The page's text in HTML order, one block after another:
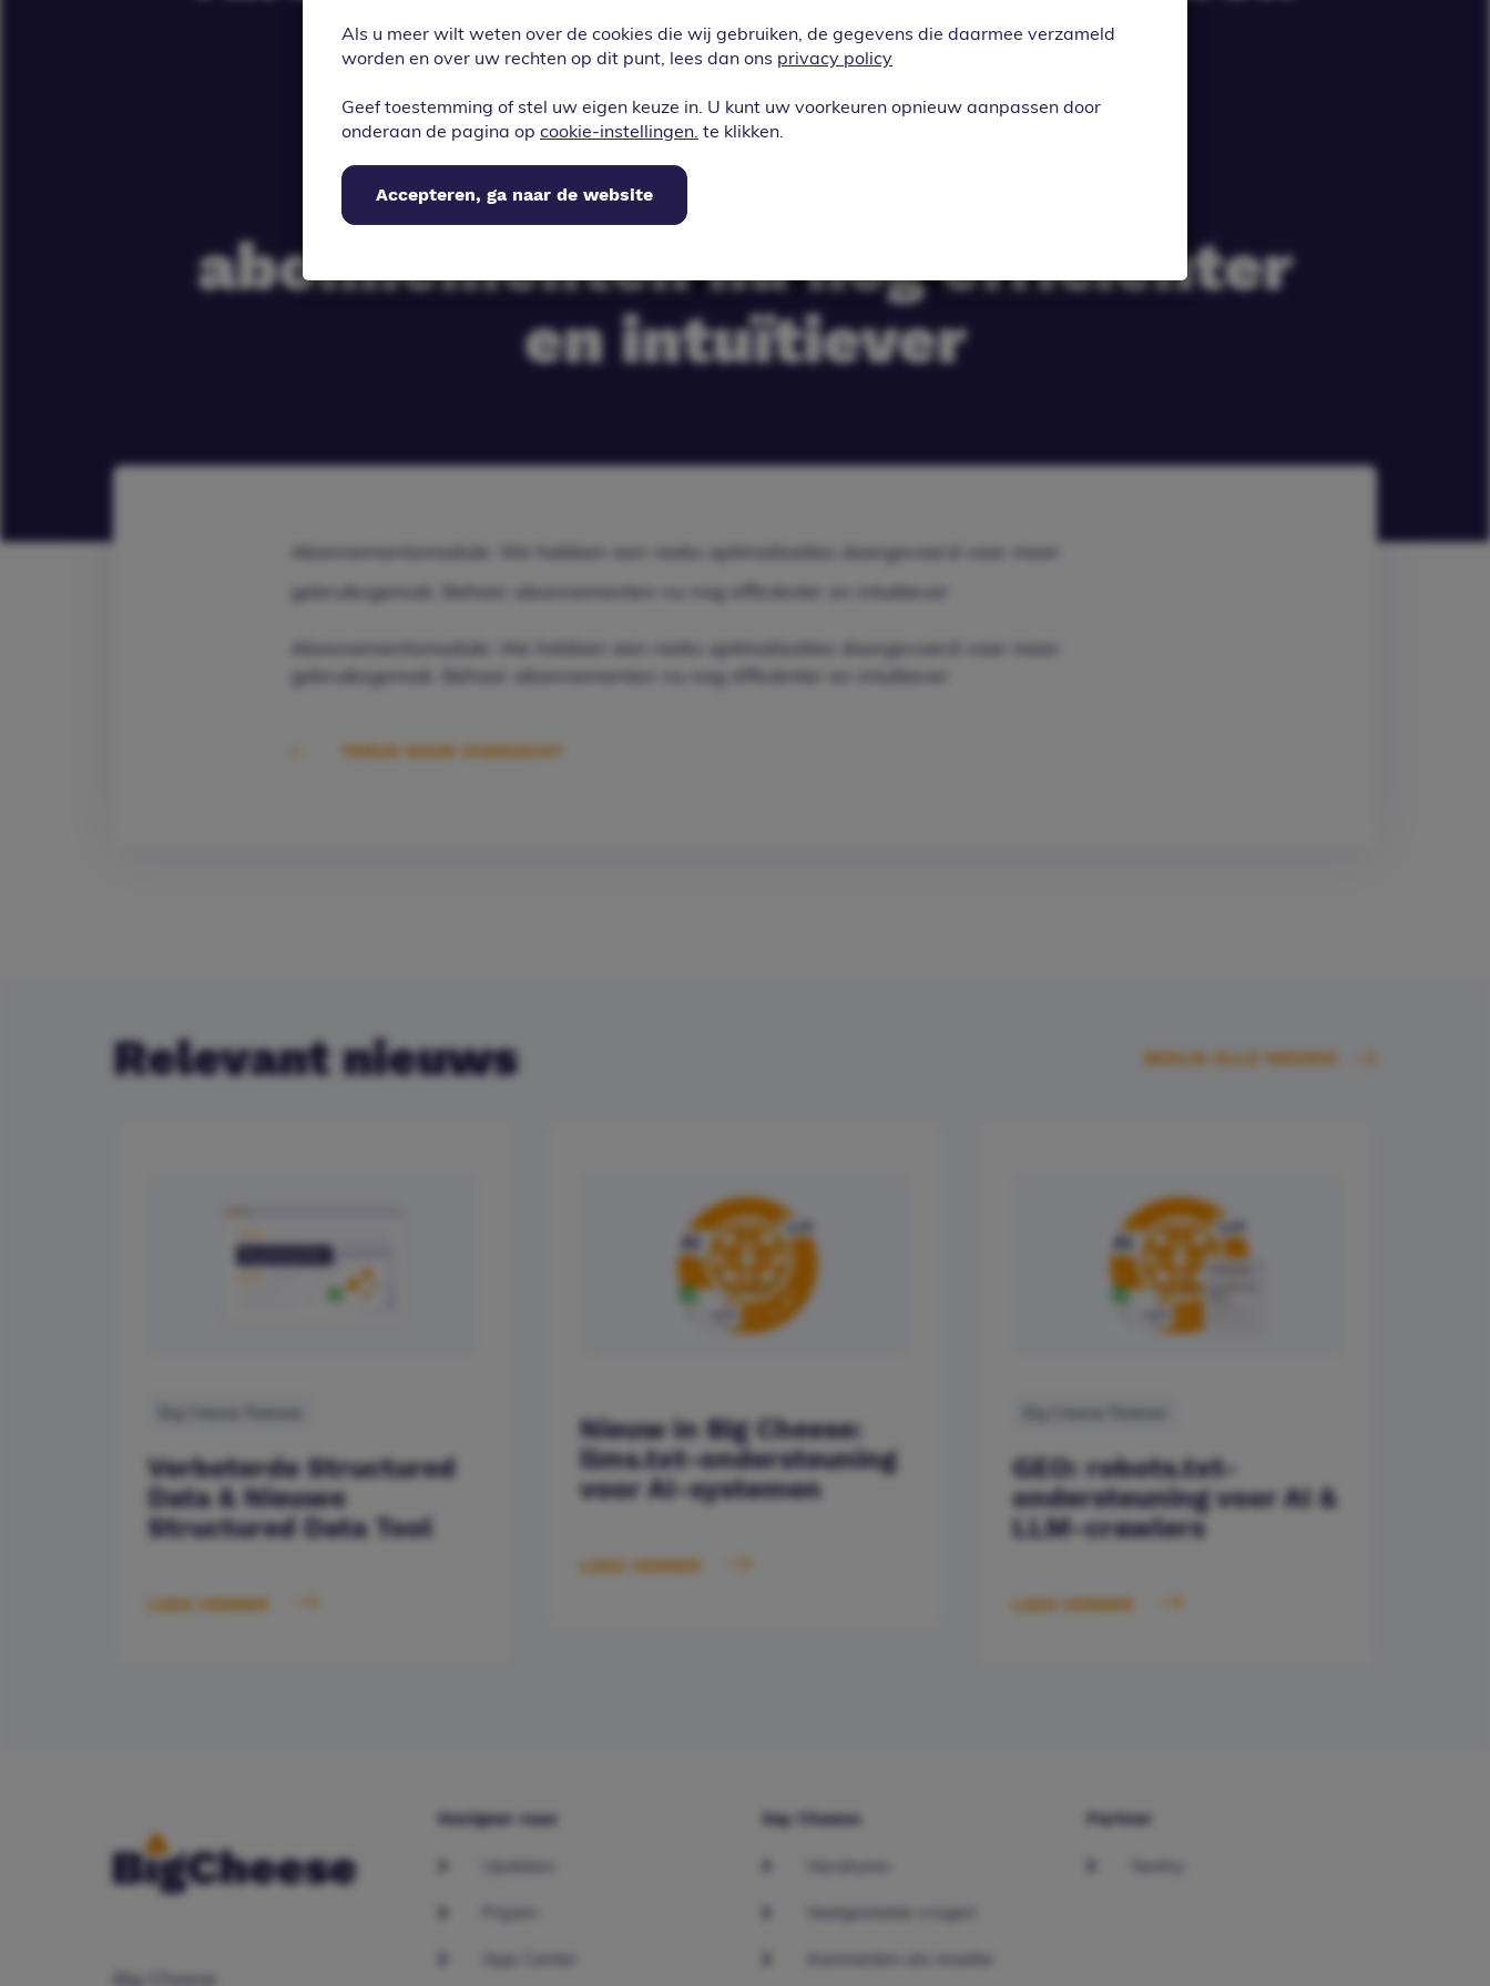
een reeks optimalisaties
doorgevoerd voor meer
gebruiksgemak. Beheer
abonnementen nu nog efficiënter
en intuïtiever
Abonnementsmodule: We hebben een reeks optimalisaties doorgevoerd voor meer
gebruiksgemak. Beheer abonnementen nu nog efficiënter en intuïtiever
Abonnementsmodule: We hebben een reeks optimalisaties doorgevoerd voor meer
gebruiksgemak. Beheer abonnementen nu nog efficiënter en intuïtiever
TERUG NAAR OVERZICHT
Relevant nieuws BEKIJK ALLE NIEUWS
Verbeterde Structured
Data & Nieuwe
Structured Data Tool
LEES VERDER
Nieuw in Big Cheese:
llms.txt-ondersteuning
voor AI-systemen
LEES VERDER
GEO: robots.txt-
ondersteuning voor AI &
LLM-crawlers
LEES VERDER
Big Cheese
Navigeer naar
App Center
Say Cheese
Veelgestelde vragen
Partner
Als u meer wilt weten over de cookies die wij gebruiken, de gegevens die daarmee verzameld
worden en over uw rechten op dit punt, lees dan ons privacy policy
Geef toestemming of stel uw eigen keuze in. U kunt uw voorkeuren opnieuw aanpassen door
onderaan de pagina op cookie-instellingen. te klikken.
Accepteren, ga naar de website